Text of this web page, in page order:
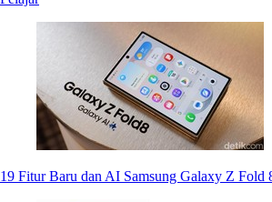
19 Fitur Baru dan AI Samsung Galaxy Z Fold